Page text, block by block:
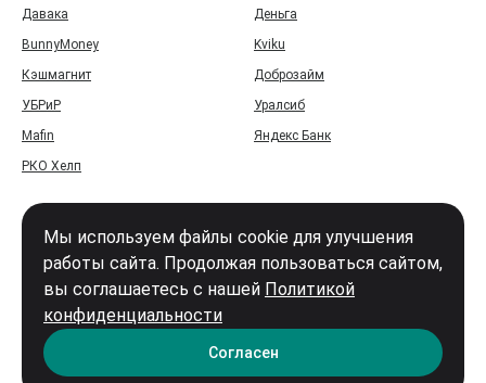
Давака
Деньга
BunnyMoney
Kviku
Кэшмагнит
Доброзайм
УБРиР
Уралсиб
Mafin
Яндекс Банк
РКО Хелп
Карта сайта
Мы используем файлы cookie для улучшения
работы сайта. Продолжая пользоваться сайтом,
вы соглашаетесь с нашей Политикой
конфиденциальности
Согласен